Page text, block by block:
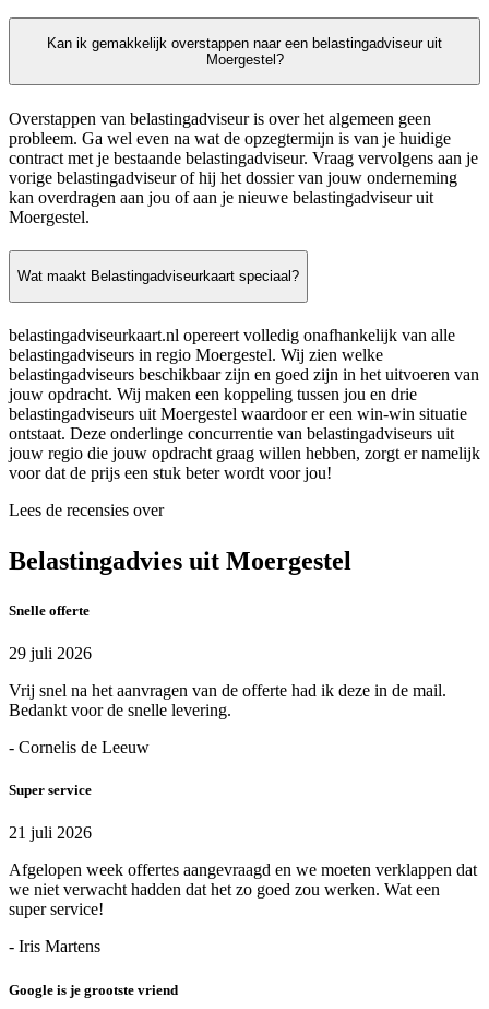
Kan ik gemakkelijk overstappen naar een belastingadviseur uit
Moergestel?
Overstappen van belastingadviseur is over het algemeen geen
probleem. Ga wel even na wat de opzegtermijn is van je huidige
contract met je bestaande belastingadviseur. Vraag vervolgens aan je
vorige belastingadviseur of hij het dossier van jouw onderneming
kan overdragen aan jou of aan je nieuwe belastingadviseur uit
Moergestel.
Wat maakt Belastingadviseurkaart speciaal?
belastingadviseurkaart.nl opereert volledig onafhankelijk van alle
belastingadviseurs in regio Moergestel. Wij zien welke
belastingadviseurs beschikbaar zijn en goed zijn in het uitvoeren van
jouw opdracht. Wij maken een koppeling tussen jou en drie
belastingadviseurs uit Moergestel waardoor er een win-win situatie
ontstaat. Deze onderlinge concurrentie van belastingadviseurs uit
jouw regio die jouw opdracht graag willen hebben, zorgt er namelijk
voor dat de prijs een stuk beter wordt voor jou!
Lees de recensies over
Belastingadvies uit Moergestel
Snelle offerte
29 juli 2026
Vrij snel na het aanvragen van de offerte had ik deze in de mail.
Bedankt voor de snelle levering.
- Cornelis de Leeuw
Super service
21 juli 2026
Afgelopen week offertes aangevraagd en we moeten verklappen dat
we niet verwacht hadden dat het zo goed zou werken. Wat een
super service!
- Iris Martens
Google is je grootste vriend